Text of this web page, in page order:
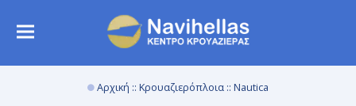
Αρχική :: Κρουαζιερόπλοια :: Nautica